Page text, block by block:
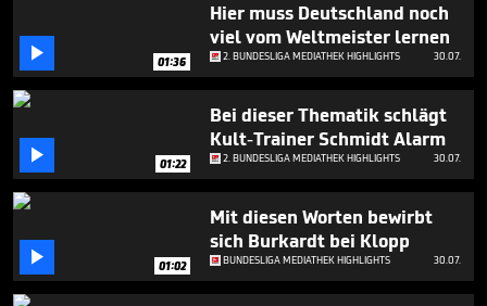
 01:36
Hier muss Deutschland noch
viel vom Weltmeister lernen
2. BUNDESLIGA MEDIATHEK HIGHLIGHTS 30.07.
 01:22
Bei dieser Thematik schlägt
Kult-Trainer Schmidt Alarm
2. BUNDESLIGA MEDIATHEK HIGHLIGHTS 30.07.
 01:02
Mit diesen Worten bewirbt
sich Burkardt bei Klopp
BUNDESLIGA MEDIATHEK HIGHLIGHTS 30.07.